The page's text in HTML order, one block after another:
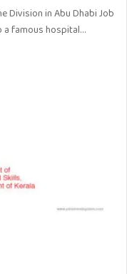
Division in Abu Dhabi Job
a famous hospital…